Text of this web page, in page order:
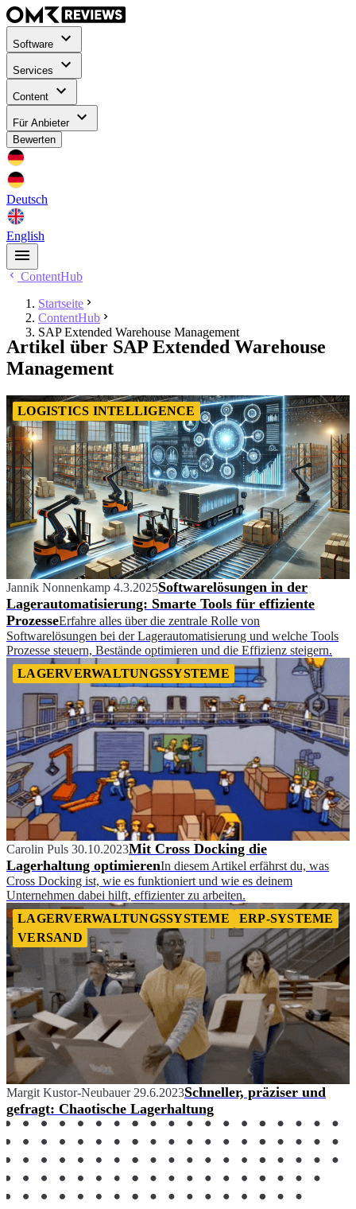
Software
Services
Content
Für Anbieter
Bewerten
Deutsch
English
ContentHub
Startseite
ContentHub
SAP Extended Warehouse Management
Artikel über SAP Extended Warehouse
Management
LOGISTICS INTELLIGENCE
Jannik Nonnenkamp 4.3.2025Softwarelösungen in der
Lagerautomatisierung: Smarte Tools für effiziente
ProzesseErfahre alles über die zentrale Rolle von
Softwarelösungen bei der Lagerautomatisierung und welche Tools
Prozesse steuern, Bestände optimieren und die Effizienz steigern.
LAGERVERWALTUNGSSYSTEME
Carolin Puls 30.10.2023Mit Cross Docking die
Lagerhaltung optimierenIn diesem Artikel erfährst du, was
Cross Docking ist, wie es funktioniert und wie es deinem
Unternehmen dabei hilft, effizienter zu arbeiten.
LAGERVERWALTUNGSSYSTEME
ERP-SYSTEME
VERSAND
Margit Kustor-Neubauer 29.6.2023Schneller, präziser und
gefragt: Chaotische Lagerhaltung